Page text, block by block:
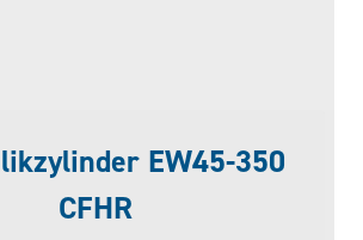
EW45-350
CFHR